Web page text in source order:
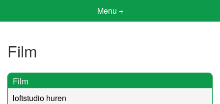
Menu +
Film
Film
loftstudio huren